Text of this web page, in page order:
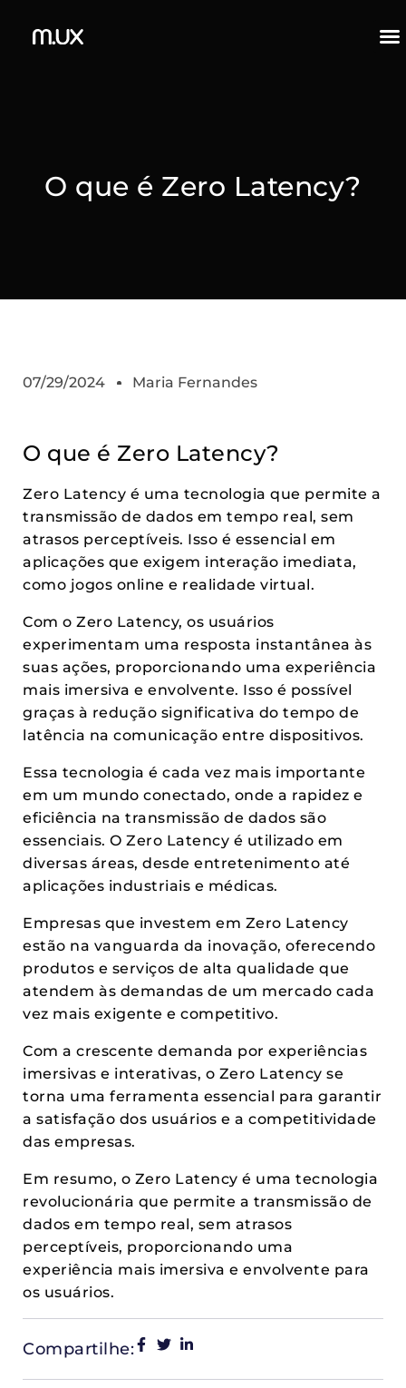
O que é Zero Latency?
07/29/2024 Maria Fernandes
O que é Zero Latency?
Zero Latency é uma tecnologia que permite a
transmissão de dados em tempo real, sem
atrasos perceptíveis. Isso é essencial em
aplicações que exigem interação imediata,
como jogos online e realidade virtual.
Com o Zero Latency, os usuários
experimentam uma resposta instantânea às
suas ações, proporcionando uma experiência
mais imersiva e envolvente. Isso é possível
graças à redução significativa do tempo de
latência na comunicação entre dispositivos.
Essa tecnologia é cada vez mais importante
em um mundo conectado, onde a rapidez e
eficiência na transmissão de dados são
essenciais. O Zero Latency é utilizado em
diversas áreas, desde entretenimento até
aplicações industriais e médicas.
Empresas que investem em Zero Latency
estão na vanguarda da inovação, oferecendo
produtos e serviços de alta qualidade que
atendem às demandas de um mercado cada
vez mais exigente e competitivo.
Com a crescente demanda por experiências
imersivas e interativas, o Zero Latency se
torna uma ferramenta essencial para garantir
a satisfação dos usuários e a competitividade
das empresas.
Em resumo, o Zero Latency é uma tecnologia
revolucionária que permite a transmissão de
dados em tempo real, sem atrasos
perceptíveis, proporcionando uma
experiência mais imersiva e envolvente para
os usuários.
Compartilhe: